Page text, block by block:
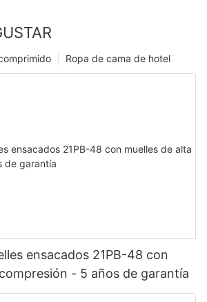
Ropa de cama de hotel
ensacados 21PB-48 con
- 5 años de garantía